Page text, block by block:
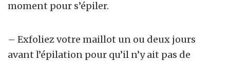
moment pour s’épiler.
– Exfoliez votre maillot un ou deux jours
avant l’épilation pour qu’il n’y ait pas de